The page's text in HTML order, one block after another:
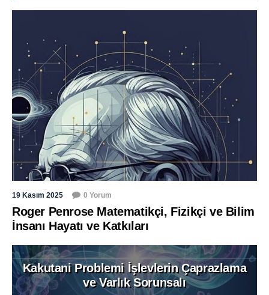
19 Kasım 2025 0 Yorum
Roger Penrose Matematikçi, Fizikçi ve Bilim
İnsanı Hayatı ve Katkıları
Kakutani Problemi İşlevlerin Çaprazlama
ve Varlık Sorunsalı